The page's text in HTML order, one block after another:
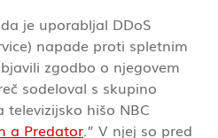
je uporabljal DDoS
napade proti spletnim
zgodbo o njegovem
sodeloval s skupino
televizijsko hišo NBC
a Predator.” V njej so pred